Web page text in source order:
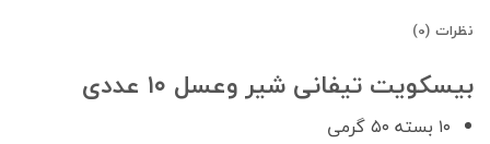
نظرات (0)
بیسکویت تیفانی شیر وعسل ۱۰ عددی
۱۰ بسته ۵۰ گرمی